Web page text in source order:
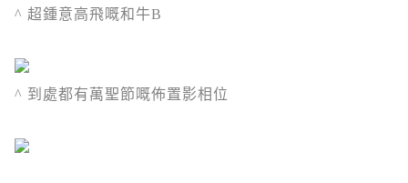
^ 超鍾意高飛嘅和牛B
^ 到處都有萬聖節嘅佈置影相位